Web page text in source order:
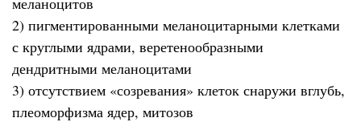
2) пигментированными меланоцитарными клетками
с круглыми ядрами, веретенообразными
дендритными меланоцитами
3) отсутствием «созревания» клеток снаружи вглубь,
плеоморфизма ядер, митозов